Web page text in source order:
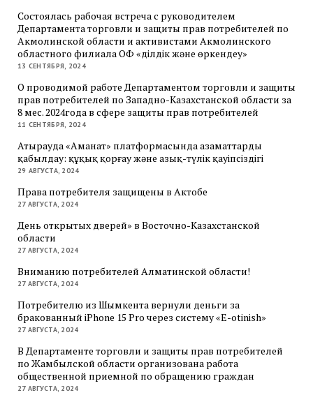
Состоялась рабочая встреча с руководителем
Департамента торговли и защиты прав потребителей по
Акмолинской области и активистами Акмолинского
областного филиала ОФ «Әділдік және өркендеу»
13 СЕНТЯБРЯ, 2024
О проводимой работе Департаментом торговли и защиты
прав потребителей по Западно-Казахстанской области за
8 мес. 2024года в сфере защиты прав потребителей
11 СЕНТЯБРЯ, 2024
Атырауда «Аманат» платформасында азаматтарды
қабылдау: құқық қорғау және азық-түлік қауіпсіздігі
29 АВГУСТА, 2024
Права потребителя защищены в Актобе
27 АВГУСТА, 2024
День открытых дверей» в Восточно-Казахстанской
области
27 АВГУСТА, 2024
Вниманию потребителей Алматинской области!
27 АВГУСТА, 2024
Потребителю из Шымкента вернули деньги за
бракованный iPhone 15 Pro через систему «E-otinish»
27 АВГУСТА, 2024
В Департаменте торговли и защиты прав потребителей
по Жамбылской области организована работа
общественной приемной по обращению граждан
27 АВГУСТА, 2024